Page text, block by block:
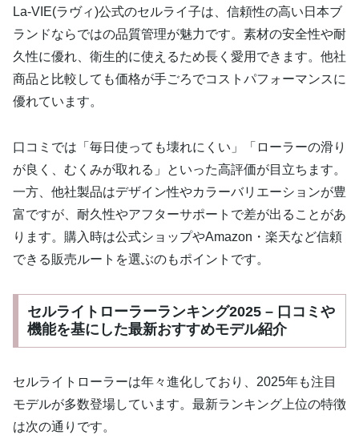
La-VIE(ラヴィ)公式のセルライ子は、信頼性の高い日本ブ
ランドならではの品質管理が魅力です。素材の安全性や耐
久性に優れ、衛生的に使えるため長く愛用できます。他社
商品と比較しても価格が手ごろでコストパフォーマンスに
優れています。
口コミでは「毎日使っても壊れにくい」「ローラーの滑り
が良く、むくみが取れる」といった高評価が目立ちます。
一方、他社製品はデザイン性やカラーバリエーションが豊
富ですが、耐久性やアフターサポートで差が出ることがあ
ります。購入時は公式ショップやAmazon・楽天など信頼
できる販売ルートを選ぶのもポイントです。
セルライトローラーランキング2025 – 口コミや
機能を基にした最新おすすめモデル紹介
セルライトローラーは年々進化しており、2025年も注目
モデルが多数登場しています。最新ランキング上位の特徴
は次の通りです。